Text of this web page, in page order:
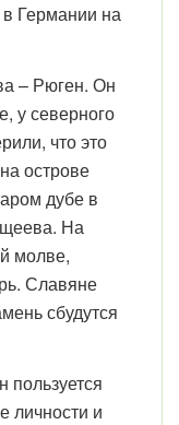
в Германии на
– Рюген. Он
у северного
что это
острове
дубе в
На
молве,
Славяне
сбудутся
пользуется
личности и